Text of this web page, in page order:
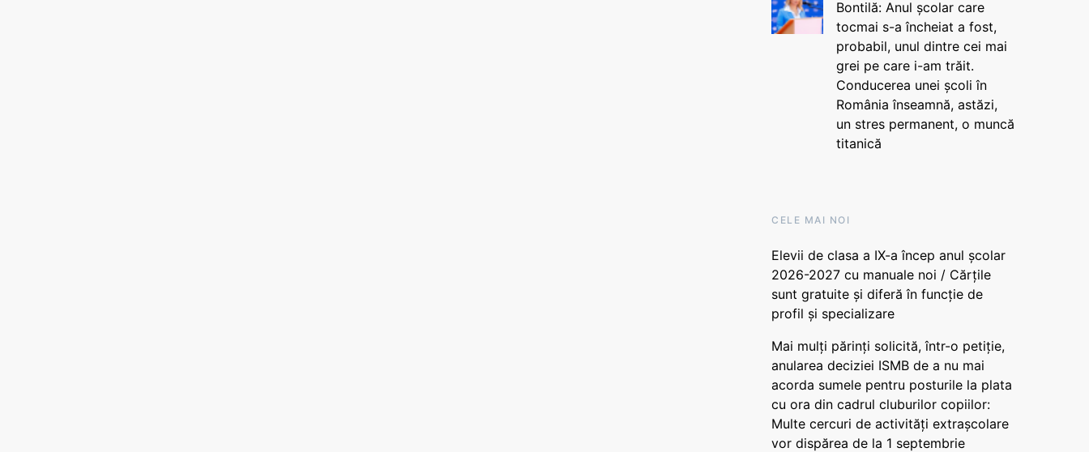
Bontilă: Anul școlar care
tocmai s-a încheiat a fost,
probabil, unul dintre cei mai
grei pe care i-am trăit.
Conducerea unei școli în
România înseamnă, astăzi,
un stres permanent, o muncă
titanică
CELE MAI NOI
Elevii de clasa a IX-a încep anul școlar
2026-2027 cu manuale noi / Cărțile
sunt gratuite și diferă în funcție de
profil și specializare
Mai mulți părinți solicită, într-o petiție,
anularea deciziei ISMB de a nu mai
acorda sumele pentru posturile la plata
cu ora din cadrul cluburilor copiilor:
Multe cercuri de activități extrașcolare
vor dispărea de la 1 septembrie